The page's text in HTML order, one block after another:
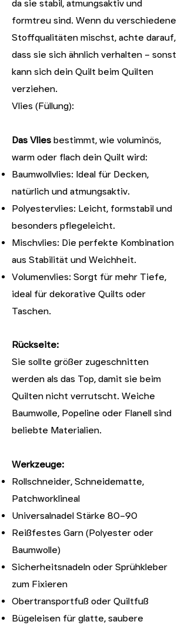
da sie stabil, atmungsaktiv und
formtreu sind. Wenn du verschiedene
Stoffqualitäten mischst, achte darauf,
dass sie sich ähnlich verhalten – sonst
kann sich dein Quilt beim Quilten
verziehen.
Vlies (Füllung):
Das Vlies bestimmt, wie voluminös,
warm oder flach dein Quilt wird:
Baumwollvlies: Ideal für Decken,
natürlich und atmungsaktiv.
Polyestervlies: Leicht, formstabil und
besonders pflegeleicht.
Mischvlies: Die perfekte Kombination
aus Stabilität und Weichheit.
Volumenvlies: Sorgt für mehr Tiefe,
ideal für dekorative Quilts oder
Taschen.
Rückseite:
Sie sollte größer zugeschnitten
werden als das Top, damit sie beim
Quilten nicht verrutscht. Weiche
Baumwolle, Popeline oder Flanell sind
beliebte Materialien.
Werkzeuge:
Rollschneider, Schneidematte,
Patchworklineal
Universalnadel Stärke 80–90
Reißfestes Garn (Polyester oder
Baumwolle)
Sicherheitsnadeln oder Sprühkleber
zum Fixieren
Obertransportfuß oder Quiltfuß
Bügeleisen für glatte, saubere